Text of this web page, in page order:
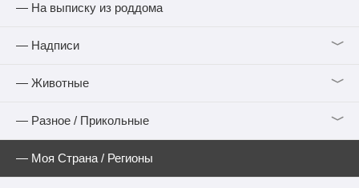
— На выписку из роддома
— Надписи ﹀
— Животные ﹀
— Разное / Прикольные ﹀
— Моя Страна / Регионы